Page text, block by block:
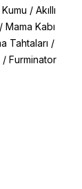
/ Akıllı
/ Mama Kabı
Tahtaları /
/ Furminator